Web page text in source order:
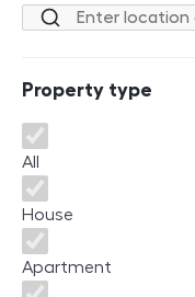
Location or street
Property type
Property type
All
House
Apartment